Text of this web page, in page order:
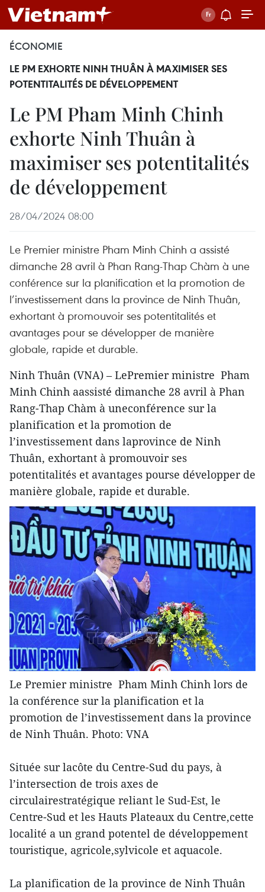
ÉCONOMIE
LE PM EXHORTE NINH THUÂN À MAXIMISER SES
POTENTITALITÉS DE DÉVELOPPEMENT
Le PM Pham Minh Chinh
exhorte Ninh Thuân à
maximiser ses potentitalités
de développement
28/04/2024 08:00
Le Premier ministre Pham Minh Chinh a assisté
dimanche 28 avril à Phan Rang-Thap Chàm à une
conférence sur la planification et la promotion de
l’investissement dans la province de Ninh Thuân,
exhortant à promouvoir ses potentitalités et
avantages pour se développer de manière
globale, rapide et durable.
Ninh Thuân (VNA) – LePremier ministre Pham
Minh Chinh aassisté dimanche 28 avril à Phan
Rang-Thap Chàm à uneconférence sur la
planification et la promotion de
l’investissement dans laprovince de Ninh
Thuân, exhortant à promouvoir ses
potentitalités et avantages pourse développer de
manière globale, rapide et durable.
Le Premier ministre Pham Minh Chinh lors de
la conférence sur la planification et la
promotion de l’investissement dans la province
de Ninh Thuân. Photo: VNA
Située sur lacôte du Centre-Sud du pays, à
l’intersection de trois axes de
circulairestratégique reliant le Sud-Est, le
Centre-Sud et les Hauts Plateaux du Centre,cette
localité a un grand potentel de développement
touristique, agricole,sylvicole et aquacole.
La planification de la province de Ninh Thuân